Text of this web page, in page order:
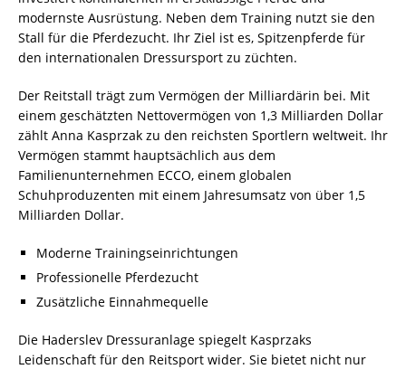
modernste Ausrüstung. Neben dem Training nutzt sie den
Stall für die Pferdezucht. Ihr Ziel ist es, Spitzenpferde für
den internationalen Dressursport zu züchten.
Der Reitstall trägt zum Vermögen der Milliardärin bei. Mit
einem geschätzten Nettovermögen von 1,3 Milliarden Dollar
zählt Anna Kasprzak zu den reichsten Sportlern weltweit. Ihr
Vermögen stammt hauptsächlich aus dem
Familienunternehmen ECCO, einem globalen
Schuhproduzenten mit einem Jahresumsatz von über 1,5
Milliarden Dollar.
Moderne Trainingseinrichtungen
Professionelle Pferdezucht
Zusätzliche Einnahmequelle
Die Haderslev Dressuranlage spiegelt Kasprzaks
Leidenschaft für den Reitsport wider. Sie bietet nicht nur